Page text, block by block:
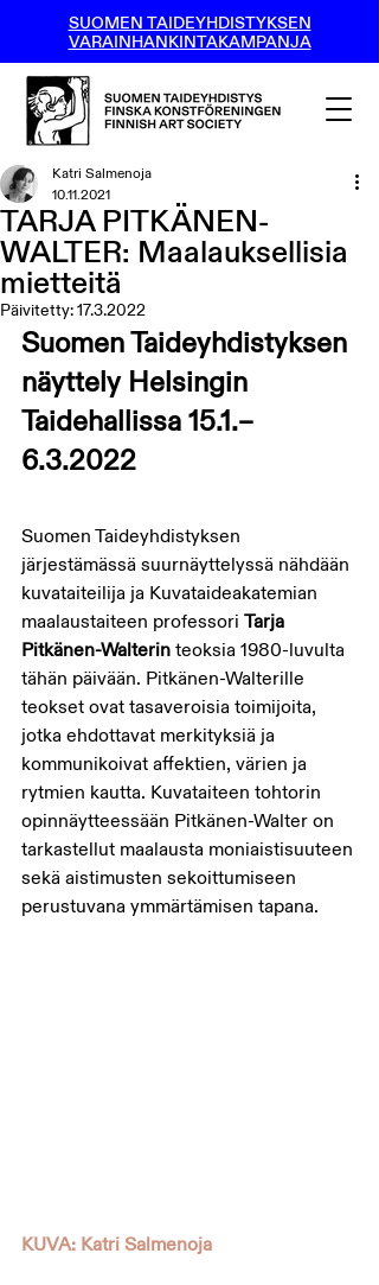
SUOMEN TAIDEYHDISTYKSEN
VARAINHANKINTAKAMPANJA
TARJA PITKÄNEN-
WALTER: Maalauksellisia
mietteitä
Katri Salmenoja
10.11.2021
Päivitetty:17.3.2022
Suomen Taideyhdistyksen
näyttely Helsingin
Taidehallissa 15.1.–
6.3.2022
Suomen Taideyhdistyksen
järjestämässä suurnäyttelyssä nähdään
kuvataiteilija ja Kuvataideakatemian
maalaustaiteen professori Tarja
Pitkänen-Walterin teoksia 1980-luvulta
tähän päivään. Pitkänen-Walterille
teokset ovat tasaveroisia toimijoita,
jotka ehdottavat merkityksiä ja
kommunikoivat affektien, värien ja
rytmien kautta. Kuvataiteen tohtorin
opinnäytteessään Pitkänen-Walter on
tarkastellut maalausta moniaistisuuteen
sekä aistimusten sekoittumiseen
perustuvana ymmärtämisen tapana.
KUVA: Katri Salmenoja